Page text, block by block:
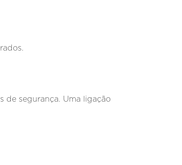
de segurança. Uma ligação